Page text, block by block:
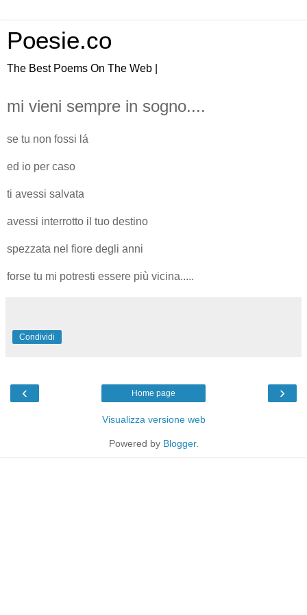
Poesie.co
The Best Poems On The Web |
mi vieni sempre in sogno....
se tu non fossi lá
ed io per caso
ti avessi salvata
avessi interrotto il tuo destino
spezzata nel fiore degli anni
forse tu mi potresti essere più vicina.....
Condividi
‹ ›
Home page
Visualizza versione web
Powered by Blogger.